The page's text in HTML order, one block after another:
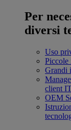
Per
diversi
Uso
Piccole
Grandi
client
OEM